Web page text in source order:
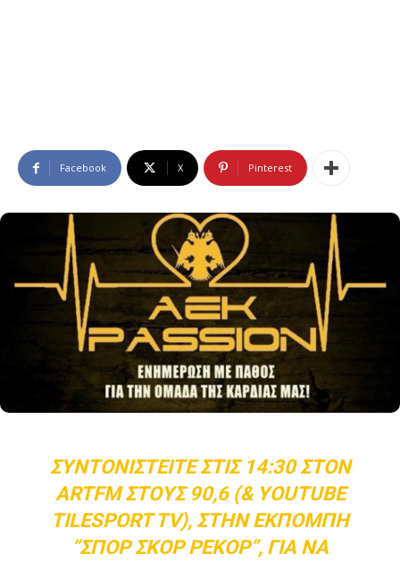
Facebook X Pinterest
ΣΥΝΤΟΝΙΣΤΕΊΤΕ ΣΤΙΣ 14:30 ΣΤΟΝ
ARTFM ΣΤΟΥΣ 90,6 (& ΥOUTUBE
TILESPORT TV), ΣΤΗΝ ΕΚΠΟΜΠΉ
”ΣΠΟΡ ΣΚΟΡ ΡΕΚΌΡ”, ΓΙΑ ΝΑ